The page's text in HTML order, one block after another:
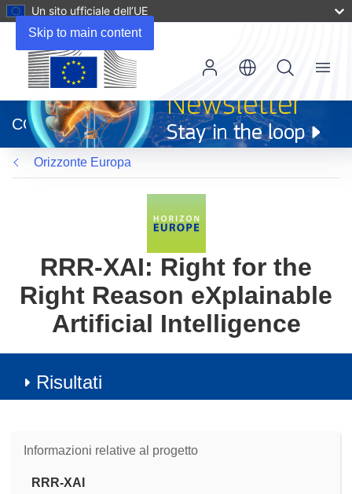
Skip to main content
Un sito ufficiale dell’UE
apre
in
una
nuova
finestra)
CORDIS
Menu
Orizzonte Europa
RRR-XAI: Right for the
Right Reason eXplainable
Artificial Intelligence
Risultati
Informazioni relative al progetto
RRR-XAI